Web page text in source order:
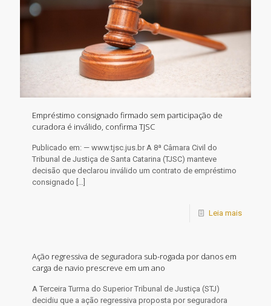
Empréstimo consignado firmado sem participação de
curadora é inválido, confirma TJSC
Publicado em: — www.tjsc.jus.br A 8ª Câmara Civil do
Tribunal de Justiça de Santa Catarina (TJSC) manteve
decisão que declarou inválido um contrato de empréstimo
consignado […]
Leia mais
Ação regressiva de seguradora sub-rogada por danos em
carga de navio prescreve em um ano
​A Terceira Turma do Superior Tribunal de Justiça (STJ)
decidiu que a ação regressiva proposta por seguradora